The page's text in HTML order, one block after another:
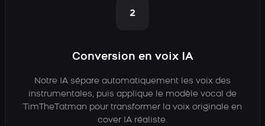
2
Conversion en voix IA
Notre IA sépare automatiquement les voix des
instrumentales, puis applique le modèle vocal de
TimTheTatman pour transformer la voix originale en
cover IA réaliste.